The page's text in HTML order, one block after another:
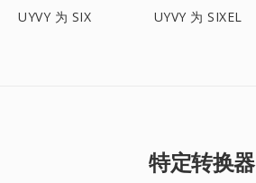
UYVY 为 SIX UYVY 为 SIXEL
特定转换器